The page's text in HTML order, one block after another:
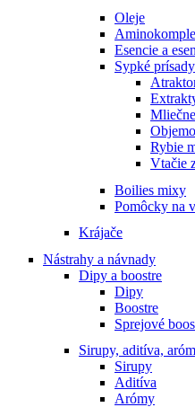
Oleje
Esencie a
Sypké prísady
Rybie
Vtačie
Boilies mixy
Pomôcky na
Krájače
Nástrahy a návnady
Dipy a boostre
Dipy
Boostre
Sprejové
Sirupy, aditíva,
Sirupy
Aditíva
Arómy